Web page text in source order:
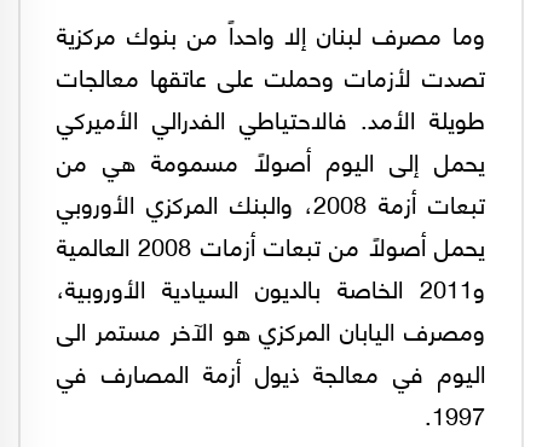
وما مصرف لبنان إلا واحداً من بنوك مركزية
تصدت لأزمات وحملت على عاتقها معالجات
طويلة الأمد. فالاحتياطي الفدرالي الأميركي
يحمل إلى اليوم أصولاً مسمومة هي من
تبعات أزمة 2008، والبنك المركزي الأوروبي
يحمل أصولاً من تبعات أزمات 2008 العالمية
و2011 الخاصة بالديون السيادية الأوروبية،
ومصرف اليابان المركزي هو الآخر مستمر الى
اليوم في معالجة ذيول أزمة المصارف في
1997.